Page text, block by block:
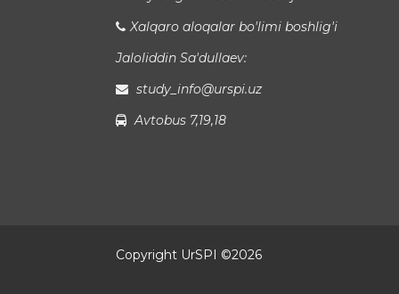
Xalqaro aloqalar bo'limi boshlig'i
Jaloliddin Sa'dullaev:
study_info@urspi.uz
Avtobus 7,19,18
Copyright UrSPI ©2026